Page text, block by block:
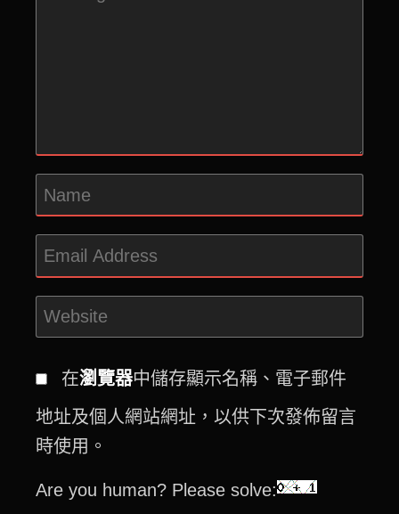
在瀏覽器中儲存顯示名稱、電子郵件
地址及個人網站網址，以供下次發佈留言
時使用。
Are you human? Please solve: